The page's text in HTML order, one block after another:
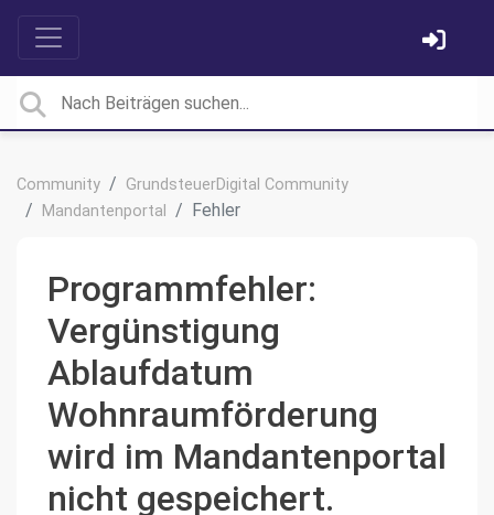
Community
GrundsteuerDigital Community
Mandantenportal
Fehler
Programmfehler:
Vergünstigung
Ablaufdatum
Wohnraumförderung
wird im Mandantenportal
nicht gespeichert.